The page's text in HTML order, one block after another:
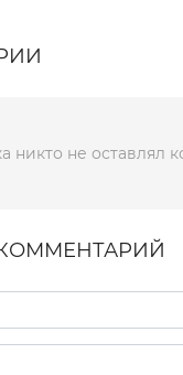
никто не оставлял